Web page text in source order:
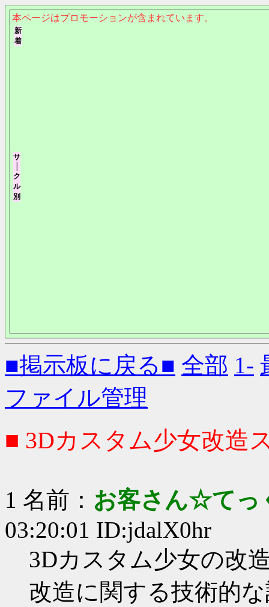
本ページはプロモーションが含まれています。
■掲示板に戻る■ 全部 1-
ファイル管理
■ 3Dカスタム少女改造
1 名前： お客さん☆てっ
03:20:01 ID:jdalX0hr
3Dカスタム少女の改
改造に関する技術的